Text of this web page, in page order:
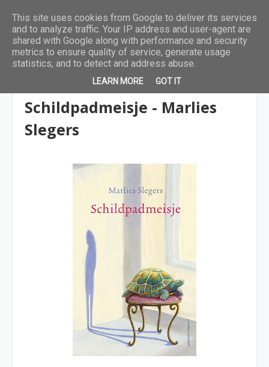
Schildpadmeisje - Marlies
Slegers
This site uses cookies from Google to deliver its services
and to analyze traffic. Your IP address and user-agent are
shared with Google along with performance and security
metrics to ensure quality of service, generate usage
statistics, and to detect and address abuse.
LEARN MORE GOT IT